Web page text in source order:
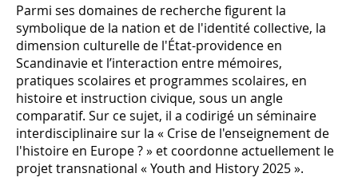
Parmi ses domaines de recherche figurent la
symbolique de la nation et de l'identité collective, la
dimension culturelle de l'État-providence en
Scandinavie et l’interaction entre mémoires,
pratiques scolaires et programmes scolaires, en
histoire et instruction civique, sous un angle
comparatif. Sur ce sujet, il a codirigé un séminaire
interdisciplinaire sur la « Crise de l'enseignement de
l'histoire en Europe ? » et coordonne actuellement le
projet transnational « Youth and History 2025 ».